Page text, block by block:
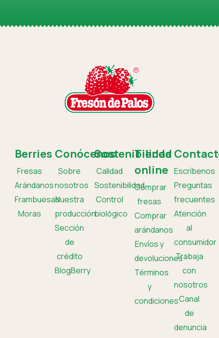
Berries
Fresas
Arándanos
Frambuesas
Moras
Conócenos
Sobre
nosotros
Nuestra
producción
Sección
de
crédito
BlogBerry
Sostenibilidad
Calidad
Sostenibilidad
Control
biológico
Tienda
online
Comprar
fresas
Comprar
arándanos
Envíos y
devoluciones
Términos
y
condiciones
Escríbenos
Preguntas
frecuentes
Atención
al
consumidor
Trabaja
con
nosotros
Canal
de
denuncia